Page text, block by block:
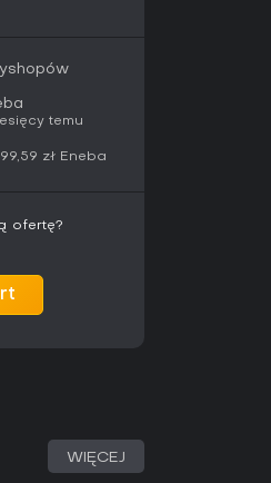
unikalnym
związane
dwóch
temu
99,59 zł Eneba
ofertę?
WIĘCEJ